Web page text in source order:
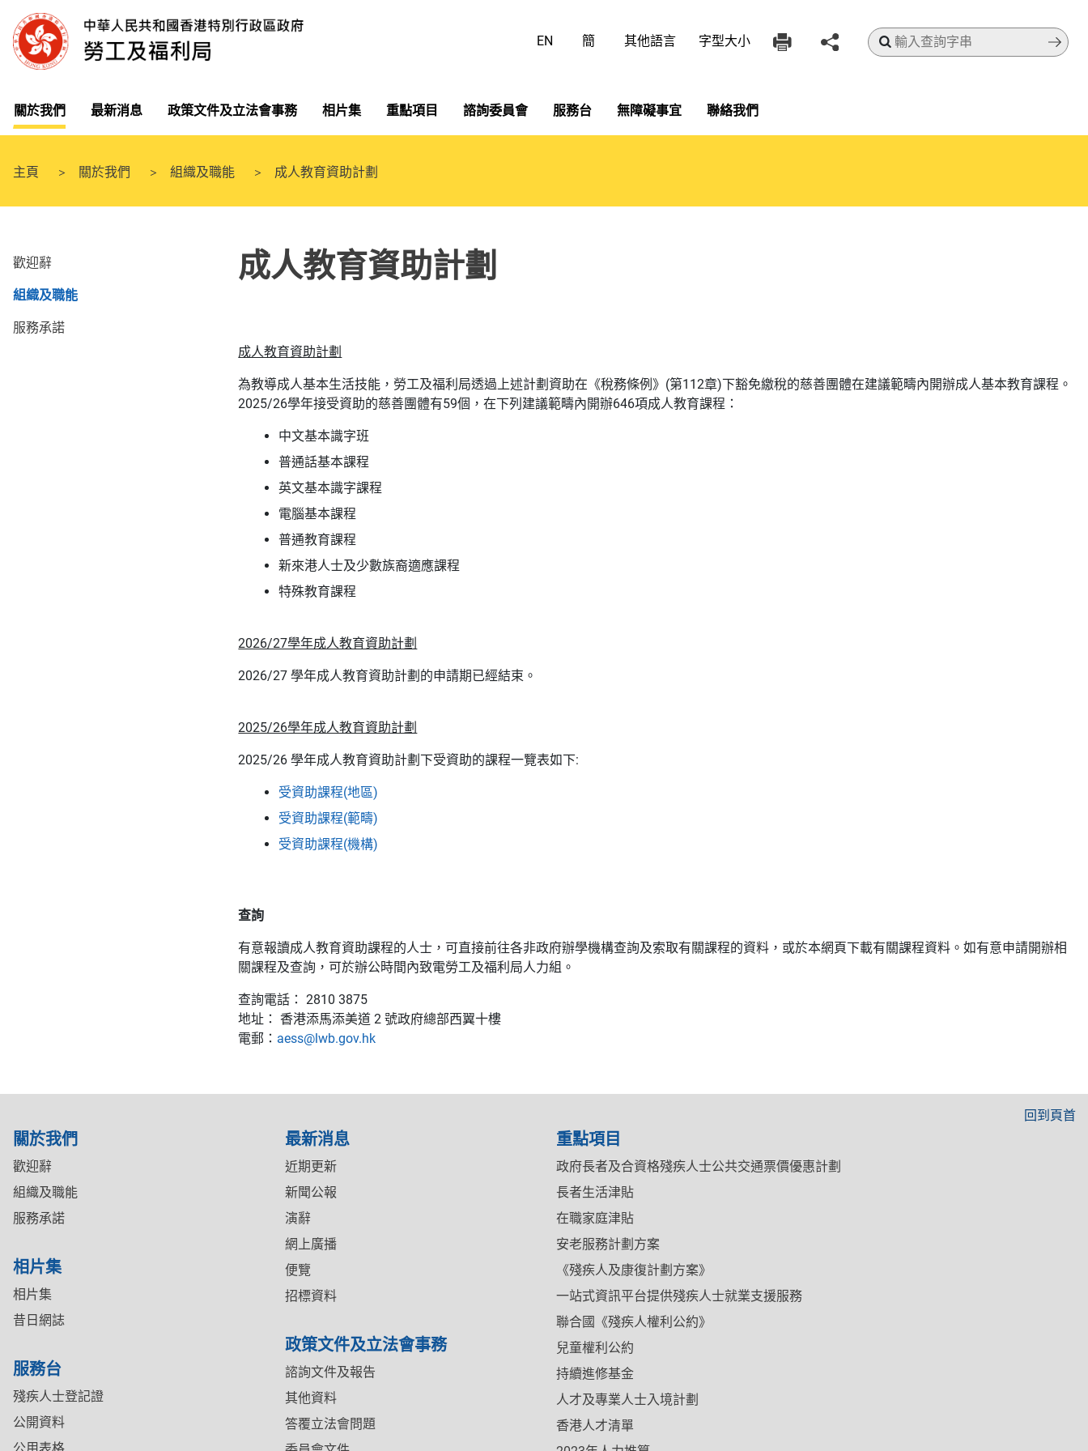
EN 簡 其他語言 字型大小 搜尋
關於我們 最新消息 政策文件及立法會事務 相片集 重點項目 諮詢委員會 服務台 無障礙事宜 聯絡我們
主頁 關於我們 組織及職能 成人教育資助計劃
歡迎辭
組織及職能
服務承諾
成人教育資助計劃
成人教育資助計劃
為教導成人基本生活技能，勞工及福利局透過上述計劃資助在《稅務條例》(第112章)下豁免繳稅的慈善團體在建議範疇內開辦成人基本教育課程。
2025/26學年接受資助的慈善團體有59個，在下列建議範疇內開辦646項成人教育課程：
中文基本識字班
普通話基本課程
英文基本識字課程
電腦基本課程
普通教育課程
新來港人士及少數族裔適應課程
特殊教育課程
2026/27學年成人教育資助計劃
2026/27 學年成人教育資助計劃的申請期已經結束。
2025/26學年成人教育資助計劃
2025/26 學年成人教育資助計劃下受資助的課程一覽表如下:
受資助課程(地區)
受資助課程(範疇)
受資助課程(機構)
查詢
有意報讀成人教育資助課程的人士，可直接前往各非政府辦學機構查詢及索取有關課程的資料，或於本網頁下載有關課程資料。如有意申請開辦相
關課程及查詢，可於辦公時間內致電勞工及福利局人力組。
查詢電話： 2810 3875
地址： 香港添馬添美道 2 號政府總部西翼十樓
電郵： aess@lwb.gov.hk
回到頁首
關於我們
歡迎辭
組織及職能
服務承諾
相片集
相片集
昔日網誌
服務台
殘疾人士登記證
公開資料
最新消息
近期更新
新聞公報
演辭
網上廣播
便覽
招標資料
政策文件及立法會事務
諮詢文件及報告
其他資料
答覆立法會問題
重點項目
政府長者及合資格殘疾人士公共交通票價優惠計劃
長者生活津貼
在職家庭津貼
安老服務計劃方案
《殘疾人及康復計劃方案》
一站式資訊平台提供殘疾人士就業支援服務
聯合國《殘疾人權利公約》
兒童權利公約
持續進修基金
人才及專業人士入境計劃
香港人才清單